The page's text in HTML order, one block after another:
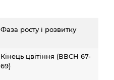
Фаза росту і розвитку
Кінець цвітіння (ВВСН 67-
69)